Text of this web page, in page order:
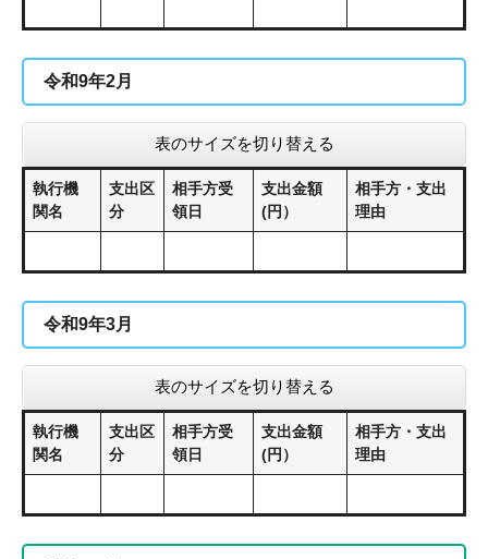
令和9年2月
表のサイズを切り替える
執行機
関名
支出区
分
相手方受
領日
支出金額
(円）
相手方・支出
理由
令和9年3月
表のサイズを切り替える
執行機
関名
支出区
分
相手方受
領日
支出金額
(円）
相手方・支出
理由